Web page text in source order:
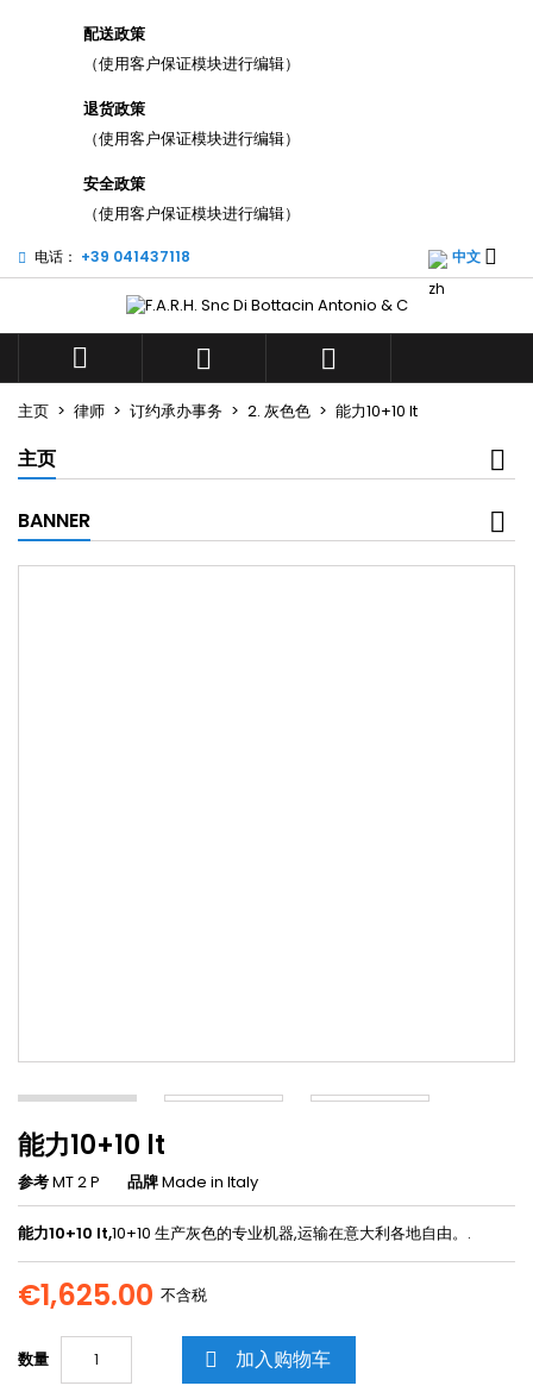
配送政策
（使用客户保证模块进行编辑）
退货政策
（使用客户保证模块进行编辑）
安全政策
（使用客户保证模块进行编辑）
电话： +39 041437118 中文 
  
主页 律师 订约承办事务 2. 灰色色 能力10+10 lt
主页
BANNER
能力10+10 lt
参考MT 2 P 品牌Made in Italy
能力10+10 lt,10+10 生产灰色的专业机器,运输在意大利各地自由。.
€1,625.00 不含税
数量  加入购物车
添加至愿望清单
((title))
((label))
登录
您需要登录才能将产品保存在您的心愿单中。